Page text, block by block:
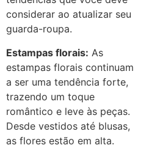
considerar ao atualizar seu
guarda-roupa.
Estampas florais: As
estampas florais continuam
a ser uma tendência forte,
trazendo um toque
romântico e leve às peças.
Desde vestidos até blusas,
as flores estão em alta.